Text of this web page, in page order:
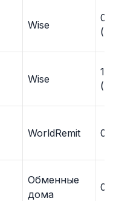
Wise
Wise
WorldRemit
Обменные
дома